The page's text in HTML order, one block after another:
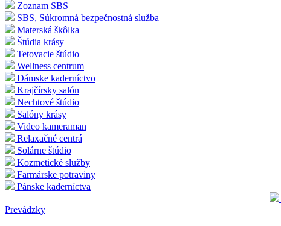
Zoznam SBS
SBS, Súkromná bezpečnostná služba
Materská škôlka
Štúdia krásy
Tetovacie štúdio
Wellness centrum
Dámske kaderníctvo
Krajčírsky salón
Nechtové štúdio
Salóny krásy
Video kameraman
Relaxačné centrá
Solárne štúdio
Kozmetické služby
Farmárske potraviny
Pánske kaderníctva
Prevádzky